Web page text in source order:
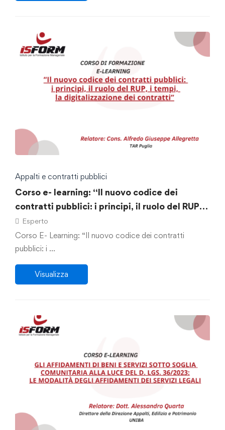
Appalti e contratti pubblici
Corso e- learning: “Il nuovo codice dei
contratti pubblici: i principi, il ruolo del RUP, i
tempi, la digitalizzazione dei contratti”.
Esperto
Corso E- Learning: “Il nuovo codice dei contratti
pubblici: i …
Visualizza